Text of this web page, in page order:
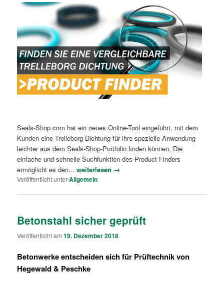
Seals-Shop.com hat ein neues Online-Tool eingeführt, mit dem
Kunden eine Trelleborg-Dichtung für ihre spezielle Anwendung
leichter aus dem Seals-Shop-Portfolio finden können. Die
einfache und schnelle Suchfunktion des Product Finders
ermöglicht es den...weiterlesen →
Veröffentlicht unterAllgemein
Betonstahl sicher geprüft
Veröffentlicht am19. Dezember 2018
Betonwerke entscheiden sich für Prüftechnik von
Hegewald & Peschke